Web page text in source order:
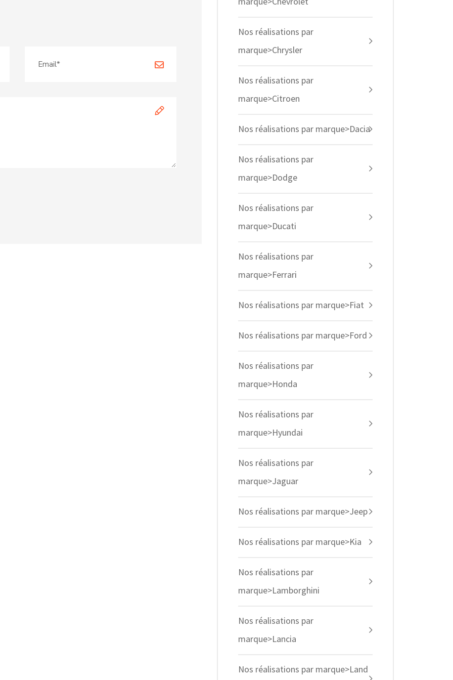
Nos réalisations par
marque>Chrysler
Nos réalisations par
marque>Citroen
Nos réalisations par marque>Dacia
Nos réalisations par
marque>Dodge
Nos réalisations par
marque>Ducati
Nos réalisations par
marque>Ferrari
Nos réalisations par marque>Fiat
Nos réalisations par marque>Ford
Nos réalisations par
marque>Honda
Nos réalisations par
marque>Hyundai
Nos réalisations par
marque>Jaguar
Nos réalisations par marque>Jeep
Nos réalisations par marque>Kia
Nos réalisations par
marque>Lamborghini
Nos réalisations par
marque>Lancia
Nos réalisations par marque>Land